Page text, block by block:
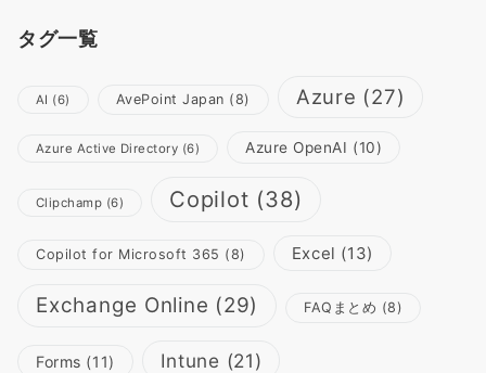
タグ一覧
AI (6) AvePoint Japan (8) Azure (27)
Azure Active Directory (6) Azure OpenAI (10)
Clipchamp (6) Copilot (38)
Copilot for Microsoft 365 (8) Excel (13)
Exchange Online (29) FAQまとめ (8)
Forms (11) Intune (21)